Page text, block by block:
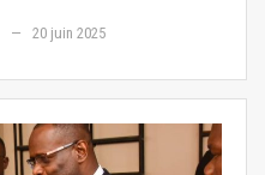
20 juin 2025